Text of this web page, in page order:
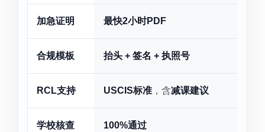
加急证明 最快2小时PDF
合规模板 抬头 + 签名 + 执照号
RCL支持 USCIS标准 ，含减课建议
学校核查 100%通过